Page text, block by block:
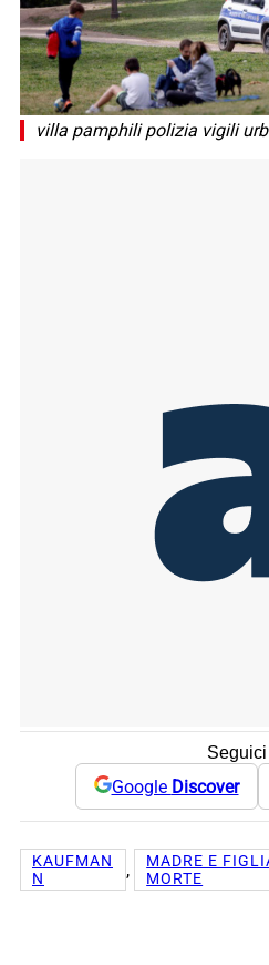
villa pamphili polizia vigili
Seguici
Google Discover
KAUFMAN
N
,
MADRE E
MORTE